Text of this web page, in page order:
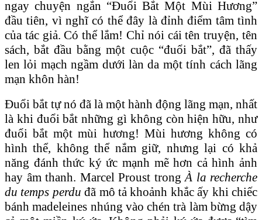
ngay chuyện ngắn “Đuổi Bắt Một Mùi Hương”
đầu tiên, vì nghĩ có thể đây là đỉnh điểm tâm tình
của tác giả. Có thể lắm! Chỉ nói cái tên truyện, tên
sách, bắt đầu bằng một cuộc “đuổi bắt”, đã thấy
len lỏi mạch ngầm dưới làn da một tính cách lãng
mạn khôn hàn!
Đuổi bắt tự nó đã là một hành động lãng mạn, nhất
là khi đuổi bắt những gì không còn hiện hữu, như
đuổi bắt một mùi hương! Mùi hương không có
hình thể, không thể nắm giữ, nhưng lại có khả
năng đánh thức ký ức mạnh mẽ hơn cả hình ảnh
hay âm thanh. Marcel Proust trongÀ la recherche
du temps perduđã mô tả khoảnh khắc ấy khi chiếc
bánh madeleines nhúng vào chén trà làm bừng dậy